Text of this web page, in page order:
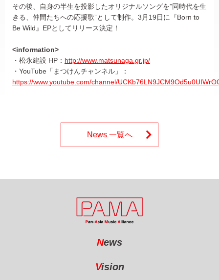
その後、自身の半生を投影したオリジナルソングを”同時代を生
きる、仲間たちへの応援歌”として制作。3月19日に『Born to
Be Wild』EPとしてリリース決定！
<information>
・松永建設 HP： http://www.matsunaga.gr.jp/
・YouTube「まつけんチャンネル」：
https://www.youtube.com/channel/
News 一覧へ
News
Vision